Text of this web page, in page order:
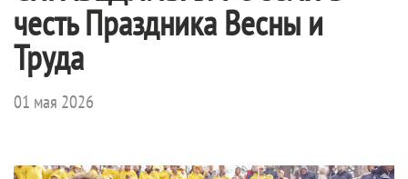
честь Праздника Весны и
Труда
01 мая 2026